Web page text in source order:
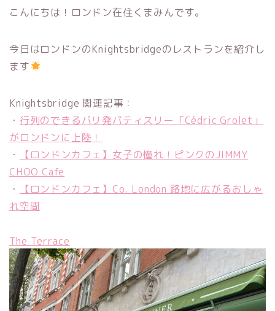
こんにちは！ロンドン在住くまみんです。
今日はロンドンのKnightsbridgeのレストランを紹介し
ます
Knightsbridge 関連記事：
・ 行列のできるパリ発パティスリー「Cédric Grolet」
がロンドンに上陸！
・
【ロンドンカフェ】女子の憧れ！ピンクのJIMMY
CHOO Cafe
・
【ロンドンカフェ】Co. London 路地に広がるおしゃ
れ空間
The Terrace